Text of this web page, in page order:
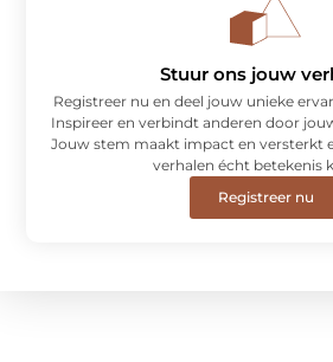
Stuur ons jouw
Registreer nu en deel jouw unieke
Inspireer en verbindt anderen door
Jouw stem maakt impact en versterkt
verhalen écht betekenis
Registreer nu